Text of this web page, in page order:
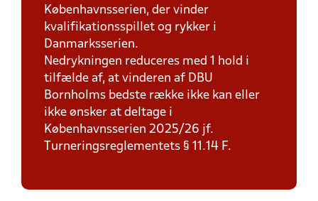
Københavnsserien, der vinder
kvalifikationsspillet og rykker i
Danmarksserien.
Nedrykningen reduceres med 1 hold i
tilfælde af, at vinderen af DBU
Bornholms bedste række ikke kan eller
ikke ønsker at deltage i
Københavnsserien 2025/26 jf.
Turneringsreglementets § 11.14 F.